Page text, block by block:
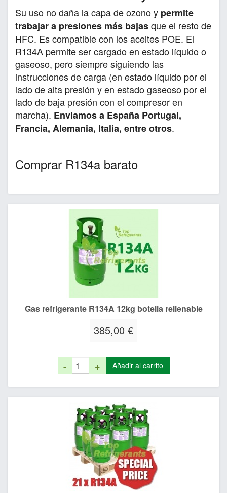
Su uso no daña la capa de ozono y permite
trabajar a presiones más bajasque el resto de
HFC. Es compatible con los aceites POE. El
R134A permite ser cargado en estado líquido o
gaseoso, pero siempre siguiendo las
instrucciones de carga (en estado líquido por el
lado de alta presión y en estado gaseoso por el
lado de baja presión con el compresor en
marcha). Enviamos a España Portugal,
Francia, Alemania, Italia, entre otros.
Comprar R134a barato
Gas refrigerante R134A 12kg botella rellenable
385,00 €
- + Añadir al carrito